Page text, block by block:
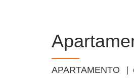
APARTAMENTO